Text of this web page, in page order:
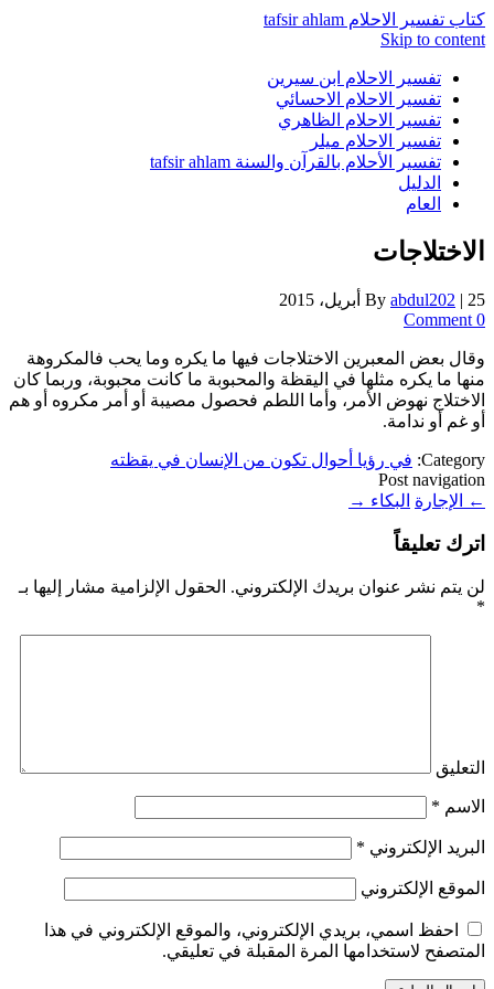
كتاب تفسير الاحلام tafsir ahlam
Skip to content
تفسير الاحلام ابن سيرين
تفسير الاحلام الاحسائي
تفسير الاحلام الظاهري
تفسير الاحلام ميلر
تفسير الأحلام بالقرآن والسنة tafsir ahlam
الدليل
العام
الاختلاجات
By abdul202 | 25 أبريل، 2015
0 Comment
وقال بعض المعبرين الاختلاجات فيها ما يكره وما يحب فالمكروهة
منها ما يكره مثلها في اليقظة والمحبوبة ما كانت محبوبة، وربما كان
الاختلاج نهوض الأمر، وأما اللطم فحصول مصيبة أو أمر مكروه أو هم
أو غم أو ندامة.
Category: في رؤيا أحوال تكون من الإنسان في يقظته
Post navigation
←
الإجارة البكاء →
اترك تعليقاً
لن يتم نشر عنوان بريدك الإلكتروني. الحقول الإلزامية مشار إليها بـ
*
التعليق
الاسم *
البريد الإلكتروني *
الموقع الإلكتروني
احفظ اسمي، بريدي الإلكتروني، والموقع الإلكتروني في هذا
المتصفح لاستخدامها المرة المقبلة في تعليقي.